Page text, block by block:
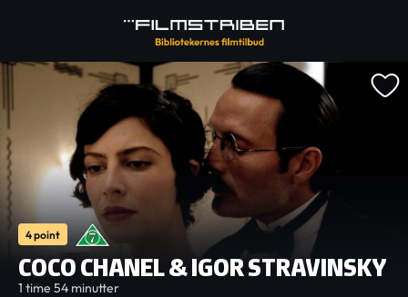
4 point
COCO CHANEL & IGOR STRAVINSKY
1 time 54 minutter